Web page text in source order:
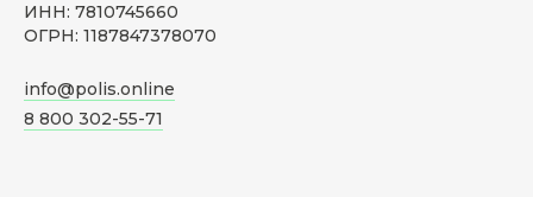
ИНН: 7810745660
ОГРН: 1187847378070
info@polis.online
8 800 302-55-71